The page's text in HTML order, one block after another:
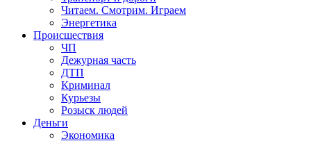
Читаем. Смотрим. Играем
Энергетика
Происшествия
ЧП
Дежурная часть
ДТП
Криминал
Курьезы
Розыск людей
Деньги
Экономика